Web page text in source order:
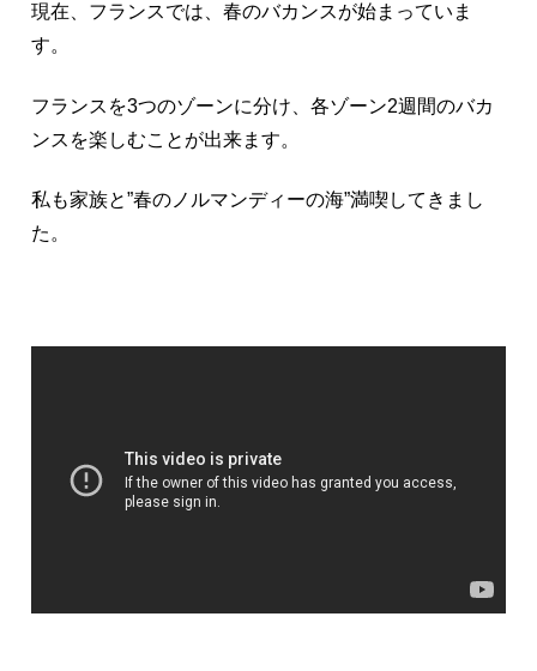
現在、フランスでは、春のバカンスが始まっていま
す。
フランスを3つのゾーンに分け、各ゾーン2週間のバカ
ンスを楽しむことが出来ます。
私も家族と”春のノルマンディーの海”満喫してきまし
た。